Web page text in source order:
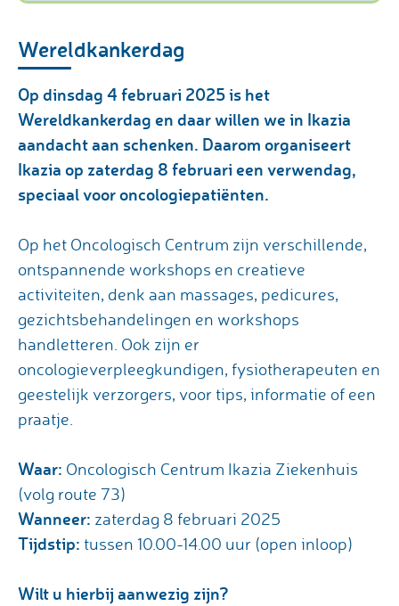
Wereldkankerdag
Op dinsdag 4 februari 2025 is het
Wereldkankerdag en daar willen we in Ikazia
aandacht aan schenken. Daarom organiseert
Ikazia op zaterdag 8 februari een verwendag,
speciaal voor oncologiepatiënten.
Op het Oncologisch Centrum zijn verschillende,
ontspannende workshops en creatieve
activiteiten, denk aan massages, pedicures,
gezichtsbehandelingen en workshops
handletteren. Ook zijn er
oncologieverpleegkundigen, fysiotherapeuten en
geestelijk verzorgers, voor tips, informatie of een
praatje.
Waar: Oncologisch Centrum Ikazia Ziekenhuis
(volg route 73)
Wanneer: zaterdag 8 februari 2025
Tijdstip: tussen 10.00-14.00 uur (open inloop)
Wilt u hierbij aanwezig zijn?